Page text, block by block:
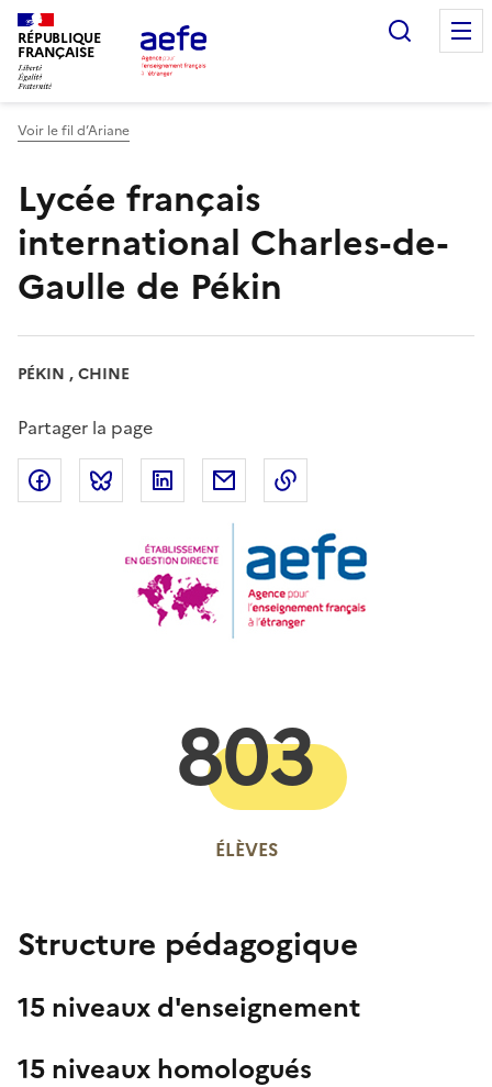
Aller
au
contenu
principal
RÉPUBLIQUE
FRANÇAISE
Voir le fil d’Ariane
Lycée français
international Charles-de-
Gaulle de Pékin
PÉKIN , CHINE
Partager la page
Partager sur Facebook
Partager sur Bluesky
Partager sur LinkedIn
Partager par email
ÉLÈVES
803
Structure pédagogique
15 niveaux d'enseignement
15 niveaux homologués